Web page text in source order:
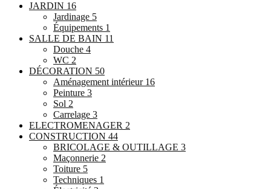
JARDIN 16
Jardinage 5
Équipements 1
SALLE DE BAIN 11
Douche 4
WC 2
DÉCORATION 50
Aménagement intérieur 16
Peinture 3
Sol 2
Carrelage 3
ELECTROMENAGER 2
CONSTRUCTION 44
BRICOLAGE & OUTILLAGE 3
Maçonnerie 2
Toiture 5
Techniques 1